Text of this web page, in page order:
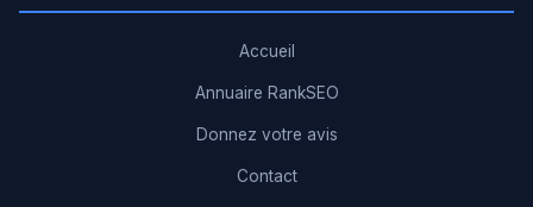
Accueil
Annuaire RankSEO
Donnez votre avis
Contact